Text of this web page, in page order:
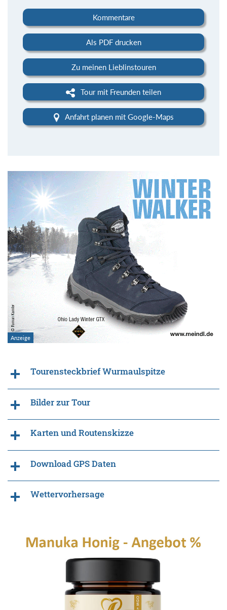
Kommentare
Als PDF drucken
Zu meinen Lieblinstouren
Tour mit Freunden teilen
Anfahrt planen mit Google-Maps
Tourensteckbrief Wurmaulspitze
Bilder zur Tour
Karten und Routenskizze
Download GPS Daten
Wettervorhersage